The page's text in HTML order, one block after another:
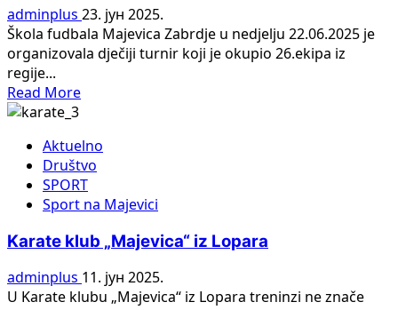
adminplus 23. јун 2025.
Škola fudbala Majevica Zabrdje u nedjelju 22.06.2025 je
organizovala dječiji turnir koji je okupio 26.ekipa iz
regije...
Read MoreRead
1.Majevica
Kup
„Gdje
je
kuća,
uvijek
možes
Aktuelno
Društvo
SPORT
Sport na Majevici
Karate klub „Majevica“ iz Lopara
adminplus 11. јун 2025.
U Karate klubu „Majevica“ iz Lopara treninzi ne znače